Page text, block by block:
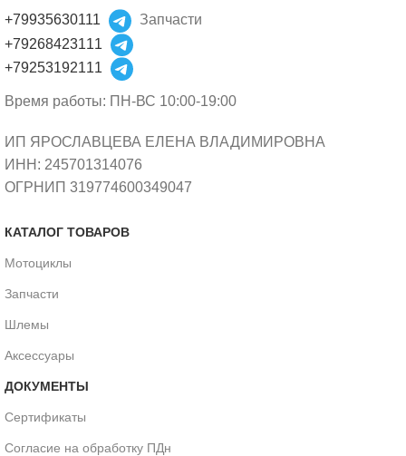
+79935630111
Запчасти
+79268423111
+79253192111
Время работы: ПН-ВС 10:00-19:00
ИП ЯРОСЛАВЦЕВА ЕЛЕНА ВЛАДИМИРОВНА
ИНН: 245701314076
ОГРНИП 319774600349047
КАТАЛОГ ТОВАРОВ
Мотоциклы
Запчасти
Шлемы
Аксессуары
ДОКУМЕНТЫ
Сертификаты
Согласие на обработку ПДн